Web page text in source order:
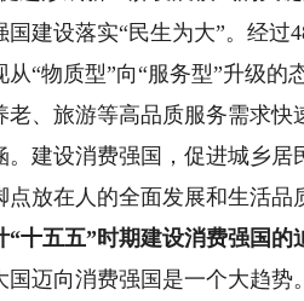
设落实“民生为大”。经过
从“物质型”向“服务型”升级的
老、旅游等高品质服务需求
。建设消费强国，促进城乡
点放在人的全面发展和生活
“十五五”时期建设消费强国的
向消费强国是一个大趋势